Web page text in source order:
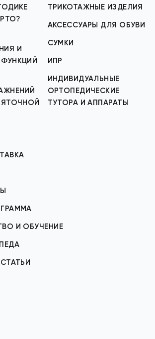
И
ТРИКОТАЖНЫЕ ИЗДЕЛИЯ
АКСЕССУАРЫ ДЛЯ ОБУВИ
СУМКИ
ИПР
ИНДИВИДУАЛЬНЫЕ
ОРТОПЕДИЧЕСКИЕ
ТУТОРА И АППАРАТЫ
И ОБУЧЕНИЕ